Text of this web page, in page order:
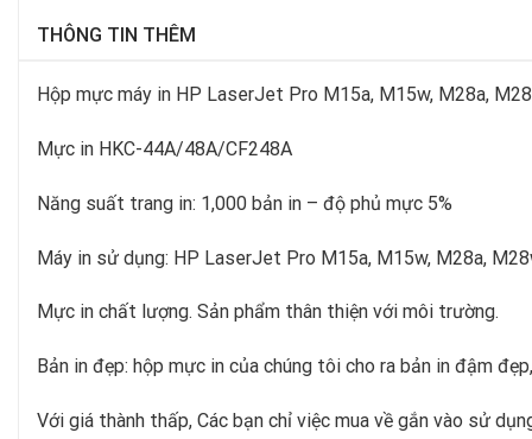
THÔNG TIN THÊM
Hộp mực máy in HP LaserJet Pro M15a, M15w, M28a,
Mực in HKC-44A/48A/CF248A
Năng suất trang in: 1,000 bản in – độ phủ mực 5%
Máy in sử dụng: HP LaserJet Pro M15a, M15w, M28a,
Mực in chất lượng. Sản phẩm thân thiện với môi trường.
Bản in đẹp: hộp mực in của chúng tôi cho ra bản in đậm
Với giá thành thấp, Các bạn chỉ việc mua về gắn vào sử